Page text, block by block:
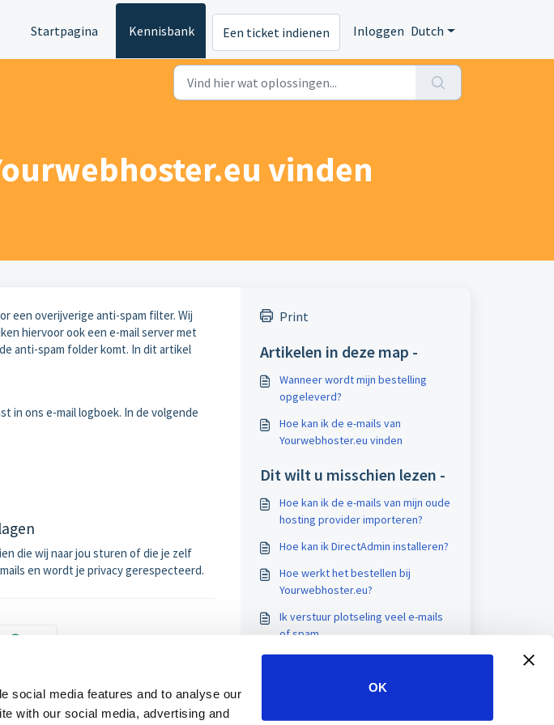
social media features and to analyse our
with our social media, advertising and
OK
Startpagina Kennisbank Een ticket indienen Inloggen Dutch
vinden
een overijverige anti-spam filter. Wij
hiervoor ook een e-mail server met
anti-spam folder komt. In dit artikel
in ons e-mail logboek. In de volgende
die wij naar jou sturen of die je zelf
en wordt je privacy gerespecteerd.
Print
Artikelen in deze map -
Wanneer wordt mijn bestelling
opgeleverd?
Hoe kan ik de e-mails van
Yourwebhoster.eu vinden
Dit wilt u misschien lezen -
Hoe kan ik de e-mails van mijn oude
hosting provider importeren?
Hoe kan ik DirectAdmin installeren?
Hoe werkt het bestellen bij
Yourwebhoster.eu?
Ik verstuur plotseling veel e-mails
of spam